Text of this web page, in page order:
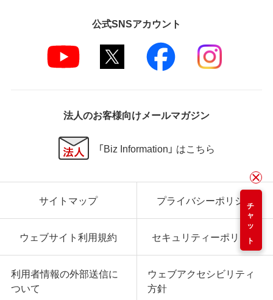
チャット
公式SNSアカウント
法人のお客様向けメールマガジン
「Biz Information」 はこちら
サイトマップ プライバシーポリシー
ウェブサイト利用規約 セキュリティーポリシー
利用者情報の外部送信に
ついて
ウェブアクセシビリティ
方針